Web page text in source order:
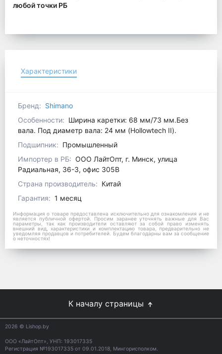
любой точки РБ
Характеристики
Бренд: Shimano
Особенности: Ширина каретки: 68 мм/73 мм.Без
вала. Под диаметр вала: 24 мм (Hollowtech II).
Подшипник: Промышленный
Импортер в РБ: ООО ЛайтОпт, г. Минск, улица
Радиальная, 36-3, офис 305В
Страна производитель: Китай
Гарантия: 1 месяц
Информация о товаре предоставлена исключительно для ознакомления и не
является публичной офертой. Просим заранее уточнять важные для Вас
параметры, так как производители оставляют за собой право изменять
внешний вид, характеристики и комплектацию товара, предварительно не
уведомляя продавцов и потребителей. Будем благодарны вам за сообщение
о неточностях!
К началу страницы
2026 © Lishop.by
ООО «ЛайтОпт», УНП: 193017335
Регистрация №193017335 от 09.01.2018, Мингорисполком.